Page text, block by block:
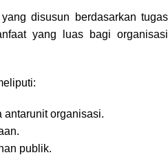
disusun berdasarkan tugas
yang luas bagi organisasi
antarunit organisasi.
publik.